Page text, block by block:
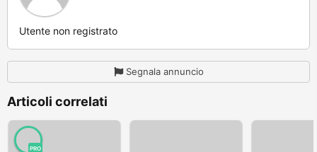
Utente non registrato
Segnala annuncio
Articoli correlati
PRO